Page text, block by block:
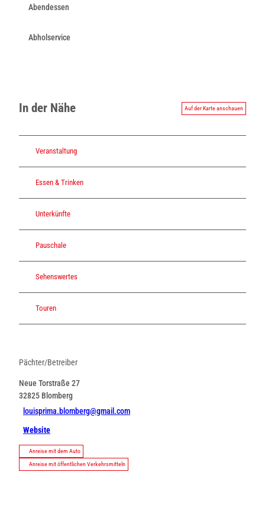
Abendessen
Abholservice
In der Nähe Auf der Karte anschauen
Veranstaltung
Essen & Trinken
Unterkünfte
Pauschale
Sehenswertes
Touren
Pächter/Betreiber
Neue Torstraße 27
32825 Blomberg
louisprima.blomberg@gmail.com
Website
Anreise mit dem Auto
Anreise mit öffentlichen Verkehrsmitteln